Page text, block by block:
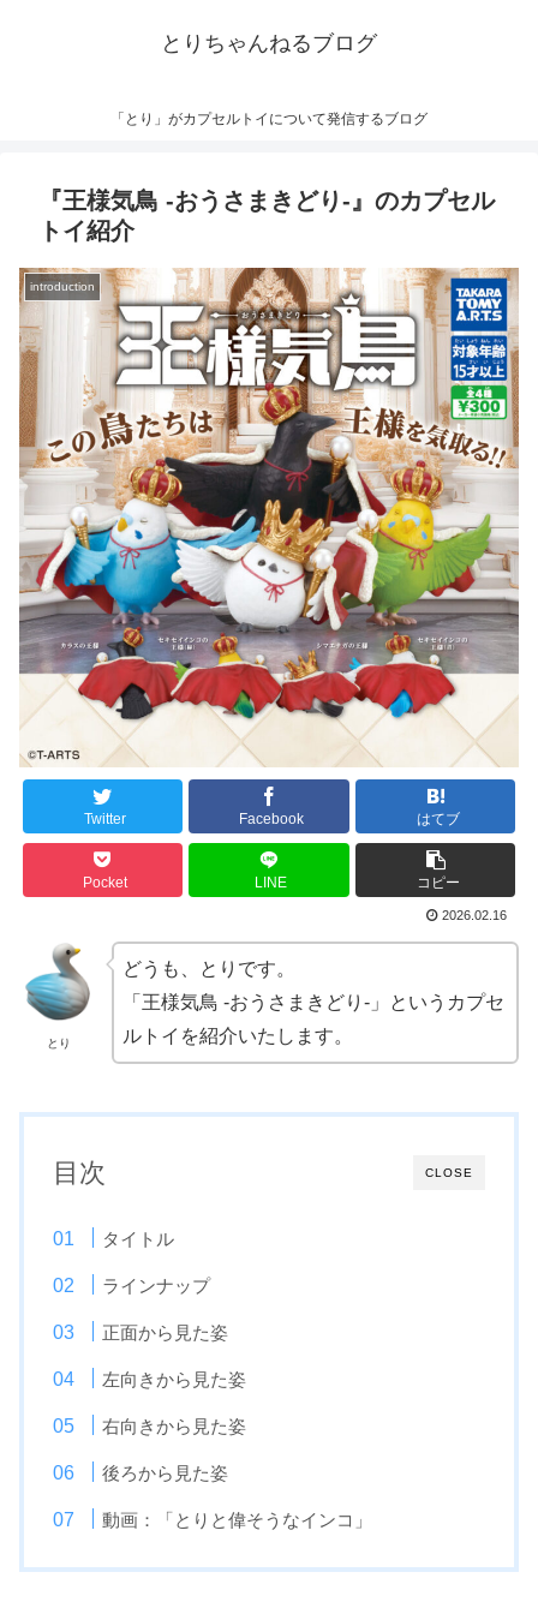
とりちゃんねるブログ
「とり」がカプセルトイについて発信するブログ
『王様気鳥 -おうさまきどり-』のカプセル
トイ紹介
introduction
Twitter Facebook はてブ
Pocket LINE コピー
2026.02.16
とり
どうも、とりです。
「王様気鳥 -おうさまきどり-」というカプセ
ルトイを紹介いたします。
CLOSE
目次
タイトル
ラインナップ
正面から見た姿
左向きから見た姿
右向きから見た姿
後ろから見た姿
動画：「とりと偉そうなインコ」